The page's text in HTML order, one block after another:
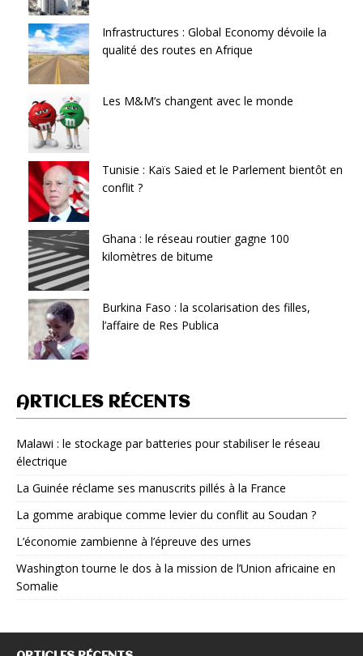
Infrastructures : Global Economy dévoile la
qualité des routes en Afrique
Les M&M’s changent avec le monde
Tunisie : Kaïs Saied et le Parlement bientôt en
conflit ?
Ghana : le réseau routier gagne 100
kilomètres de bitume
Burkina Faso : la scolarisation des filles,
l’affaire de Res Publica
ARTICLES RÉCENTS
Malawi : le stockage par batteries pour stabiliser le réseau
électrique
La Guinée réclame ses manuscrits pillés à la France
La gomme arabique comme levier du conflit au Soudan ?
L’économie zambienne à l’épreuve des urnes
Washington tourne le dos à la mission de l’Union africaine en
Somalie